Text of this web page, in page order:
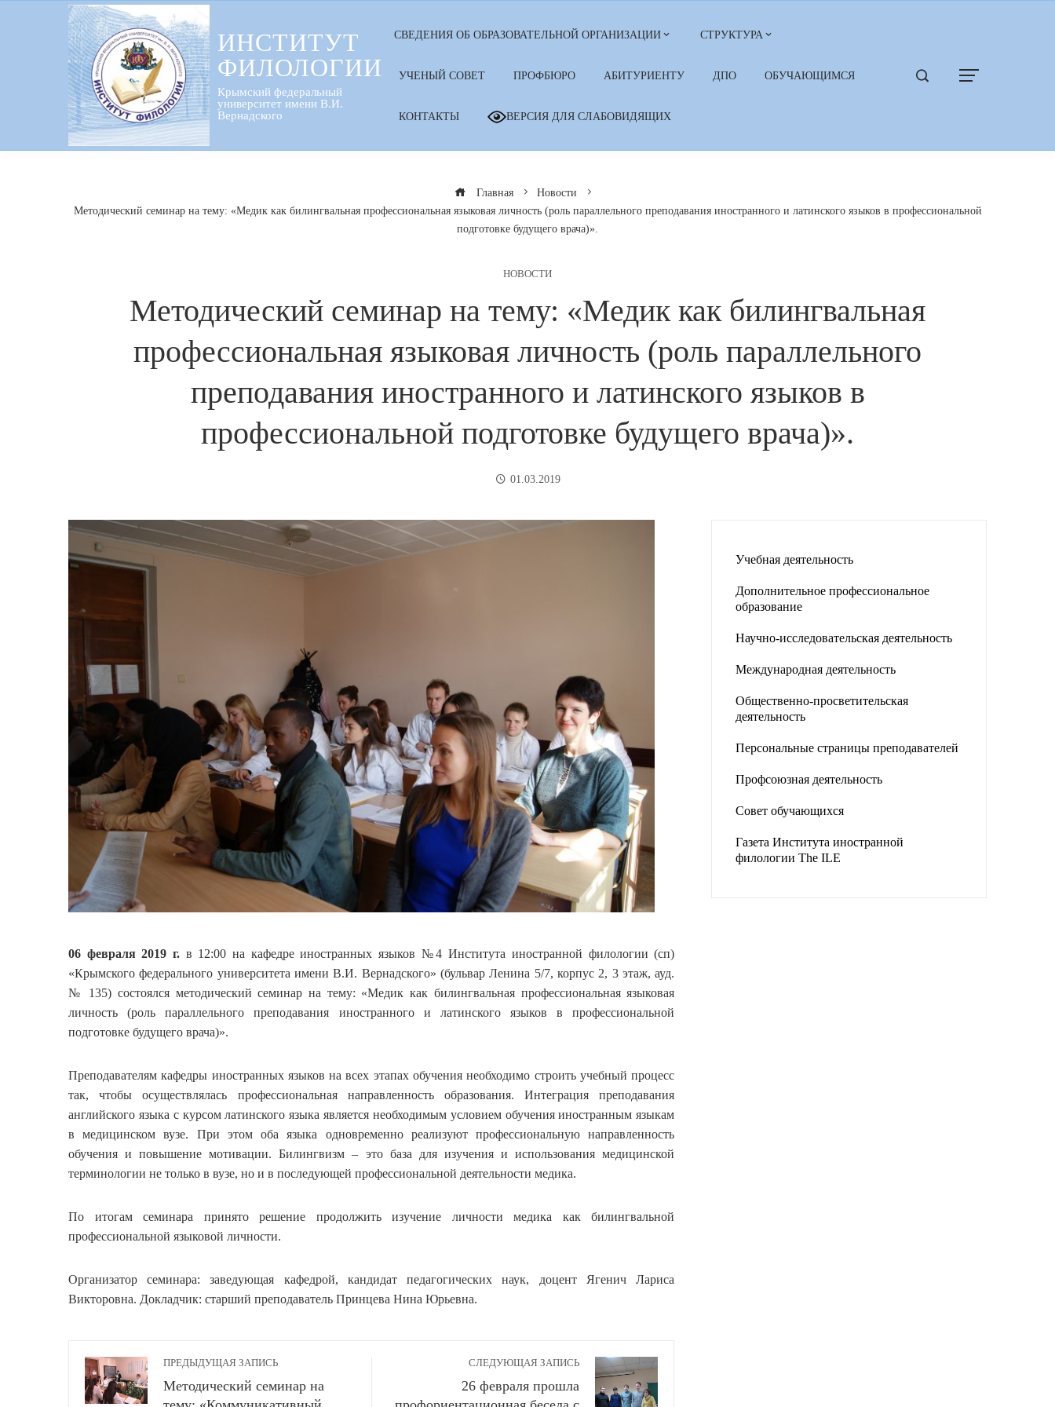
ИНСТИТУТ
ФИЛОЛОГИИ
Крымский федеральный
университет имени В.И.
Вернадского
СВЕДЕНИЯ ОБ ОБРАЗОВАТЕЛЬНОЙ ОРГАНИЗАЦИИ СТРУКТУРА
УЧЕНЫЙ СОВЕТ ПРОФБЮРО АБИТУРИЕНТУ ДПО ОБУЧАЮЩИМСЯ
КОНТАКТЫ ВЕРСИЯ ДЛЯ СЛАБОВИДЯЩИХ
Главная
Новости
Методический семинар на тему: «Медик как билингвальная профессиональная языковая личность (роль параллельного преподавания иностранного и латинского языков в профессиональной
подготовке будущего врача)».
НОВОСТИ
Методический семинар на тему: «Медик как билингвальная
профессиональная языковая личность (роль параллельного
преподавания иностранного и латинского языков в
профессиональной подготовке будущего врача)».
01.03.2019
06 февраля 2019 г. в 12:00 на кафедре иностранных языков №4 Института иностранной филологии (сп)
«Крымского федерального университета имени В.И. Вернадского» (бульвар Ленина 5/7, корпус 2, 3 этаж, ауд.
№ 135) состоялся методический семинар на тему: «Медик как билингвальная профессиональная языковая
личность (роль параллельного преподавания иностранного и латинского языков в профессиональной
подготовке будущего врача)».
Преподавателям кафедры иностранных языков на всех этапах обучения необходимо строить учебный процесс
так, чтобы осуществлялась профессиональная направленность образования. Интеграция преподавания
английского языка с курсом латинского языка является необходимым условием обучения иностранным языкам
в медицинском вузе. При этом оба языка одновременно реализуют профессиональную направленность
обучения и повышение мотивации. Билингвизм – это база для изучения и использования медицинской
терминологии не только в вузе, но и в последующей профессиональной деятельности медика.
По итогам семинара принято решение продолжить изучение личности медика как билингвальной
профессиональной языковой личности.
Организатор семинара: заведующая кафедрой, кандидат педагогических наук, доцент Ягенич Лариса
Викторовна. Докладчик: старший преподаватель Принцева Нина Юрьевна.
ПРЕДЫДУЩАЯ ЗАПИСЬ
Методический семинар на
СЛЕДУЮЩАЯ ЗАПИСЬ
26 февраля прошла
Учебная деятельность
Дополнительное профессиональное
образование
Научно-исследовательская деятельность
Международная деятельность
Общественно-просветительская
деятельность
Персональные страницы преподавателей
Профсоюзная деятельность
Совет обучающихся
Газета Института иностранной
филологии The ILE